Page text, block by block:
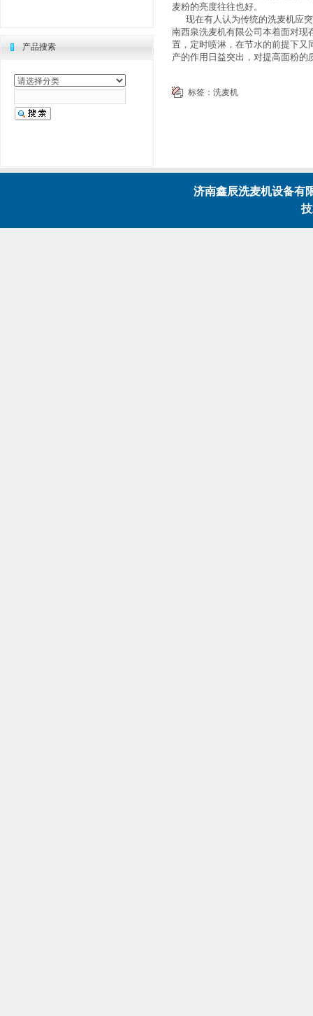
麦粉的亮度往往也好。
现在有人认为传统的洗麦机应突
南西泉洗麦机有限公司本着面对现
置，定时喷淋，在节水的前提下又
产的作用日益突出，对提高面粉的
标签： 洗麦机
产品搜索
济南鑫辰洗麦机设备